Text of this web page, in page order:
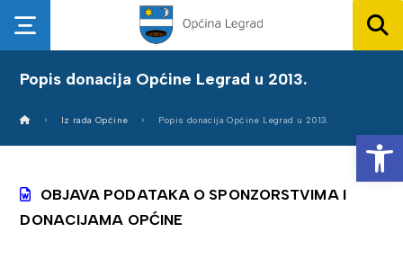
Popis donacija Općine Legrad u 2013.
Iz rada Općine Popis donacija Općine Legrad u 2013.
OBJAVA PODATAKA O SPONZORSTVIMA I
DONACIJAMA OPĆINE